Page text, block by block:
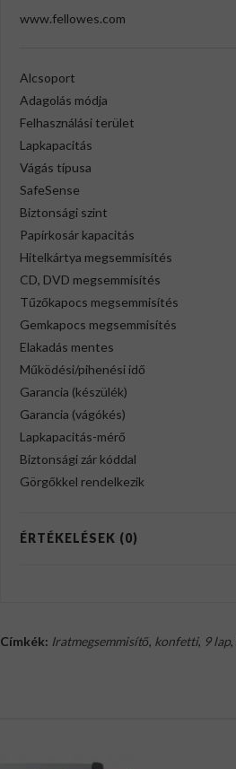
www.fellowes.com
Alcsoport
Adagolás módja
Felhasználási terület
Lapkapacitás
Vágás típusa
SafeSense
Biztonsági szint
Papírkosár kapacitás
Hitelkártya megsemmisítés
CD, DVD megsemmisítés
Tűzőkapocs megsemmisítés
Gemkapocs megsemmisítés
Elakadás mentes
Működési/pihenési idő
Garancia (készülék)
Garancia (vágókés)
Lapkapacitás-mérő
Biztonsági zár kóddal
Görgőkkel rendelkezik
ÉRTÉKELÉSEK (0)
Címkék: Iratmegsemmisítő, konfetti, 9 lap,